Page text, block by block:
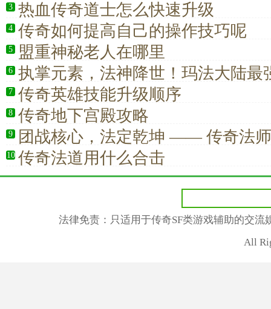
3 热血传奇道士怎么快速升级
4 传奇如何提高自己的操作技巧呢
5 盟重神秘老人在哪里
6 执掌元素，法神降世！玛法大陆最
出，法师荣耀归来
7 传奇英雄技能升级顺序
8 传奇地下宫殿攻略
9
团战核心，法定乾坤 —— 传奇法
的制胜关键
10 传奇法道用什么合击
法律免责：只适用于传奇SF类游戏辅助的交
All